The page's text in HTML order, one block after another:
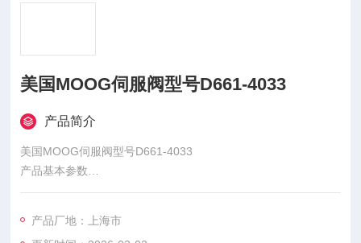
美国MOOG伺服阀型号D661-4033
产品简介
美国MOOG伺服阀型号D661-4033
产品基本参数
产品型号：D661-4033
产品类型：直驱式电液伺服阀（Direct Drive Servo Valve）
产品厂地：上海市